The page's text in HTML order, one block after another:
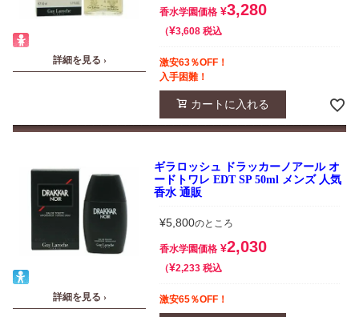
詳細を見る ›
香水学園価格 ¥3,280
¥3,608 税込
激安63％OFF！
入手困難！
カートに入れる
詳細を見る ›
ギラロッシュ ドラッカーノアール オ
ードトワレ EDT SP 50ml メンズ 人気
香水 通販
¥5,800のところ
香水学園価格 ¥2,030
¥2,233 税込
激安65％OFF！